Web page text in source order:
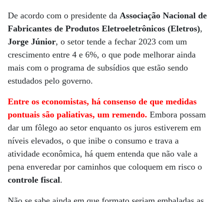
De acordo com o presidente da Associação Nacional de
Fabricantes de Produtos Eletroeletrônicos (Eletros),
Jorge Júnior, o setor tende a fechar 2023 com um
crescimento entre 4 e 6%, o que pode melhorar ainda
mais com o programa de subsídios que estão sendo
estudados pelo governo.
Entre os economistas, há consenso de que medidas
pontuais são paliativas, um remendo. Embora possam
dar um fôlego ao setor enquanto os juros estiverem em
níveis elevados, o que inibe o consumo e trava a
atividade econômica, há quem entenda que não vale a
pena enveredar por caminhos que coloquem em risco o
controle fiscal.